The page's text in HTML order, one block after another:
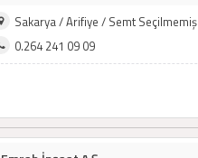
Sakarya / Arifiye / Semt Seçilmemiş
0.264 241 09 09